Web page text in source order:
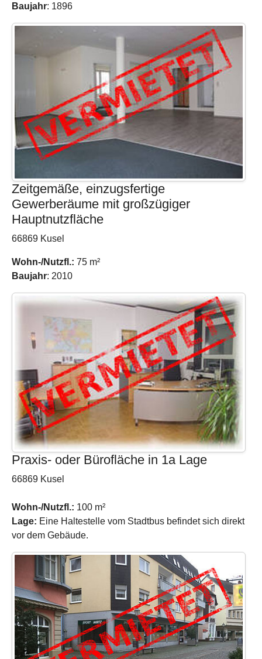
Baujahr: 1896
Zeitgemäße, einzugsfertige
Gewerberäume mit großzügiger
Hauptnutzfläche
66869 Kusel
Wohn-/Nutzfl.: 75 m²
Baujahr: 2010
Praxis- oder Bürofläche in 1a Lage
66869 Kusel
Wohn-/Nutzfl.: 100 m²
Lage: Eine Haltestelle vom Stadtbus befindet sich direkt
vor dem Gebäude.